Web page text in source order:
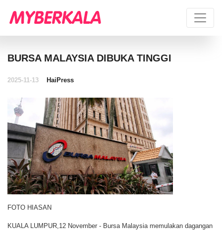
BURSA MALAYSIA DIBUKA TINGGI
2025-11-13 HaiPress
FOTO HIASAN
KUALA LUMPUR,12 November - Bursa Malaysia memulakan dagangan